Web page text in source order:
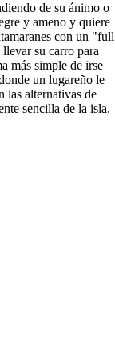
de su ánimo o
y ameno y quiere
con un "full
su carro para
más simple de irse
un lugareño le
las alternativas de
sencilla de la isla.